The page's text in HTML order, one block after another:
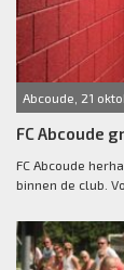
Abcoude, 21
FC Abcoude
FC Abcoude
binnen de club.